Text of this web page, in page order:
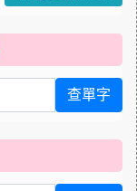
查單字